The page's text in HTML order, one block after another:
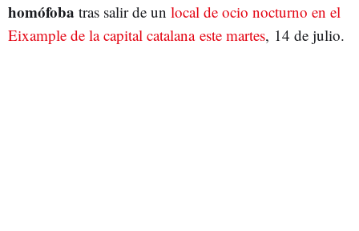
homófoba tras salir de un local de ocio nocturno en el
Eixample de la capital catalana este martes, 14 de julio.